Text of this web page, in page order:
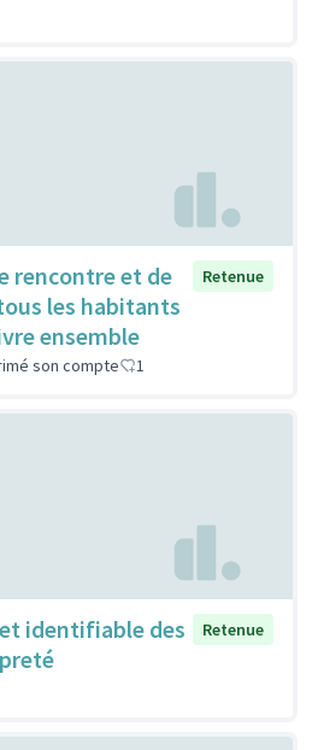
rencontre et de
les habitants
ensemble
Retenue
son compte 1
identifiable des
Retenue